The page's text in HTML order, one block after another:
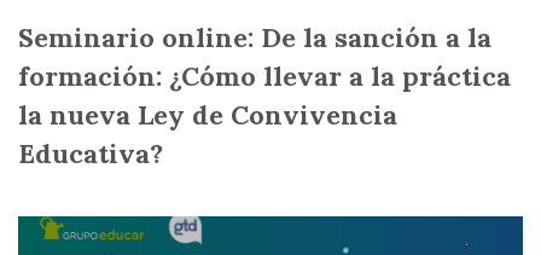
Seminario online: De la sanción a la
formación: ¿Cómo llevar a la práctica
la nueva Ley de Convivencia
Educativa?